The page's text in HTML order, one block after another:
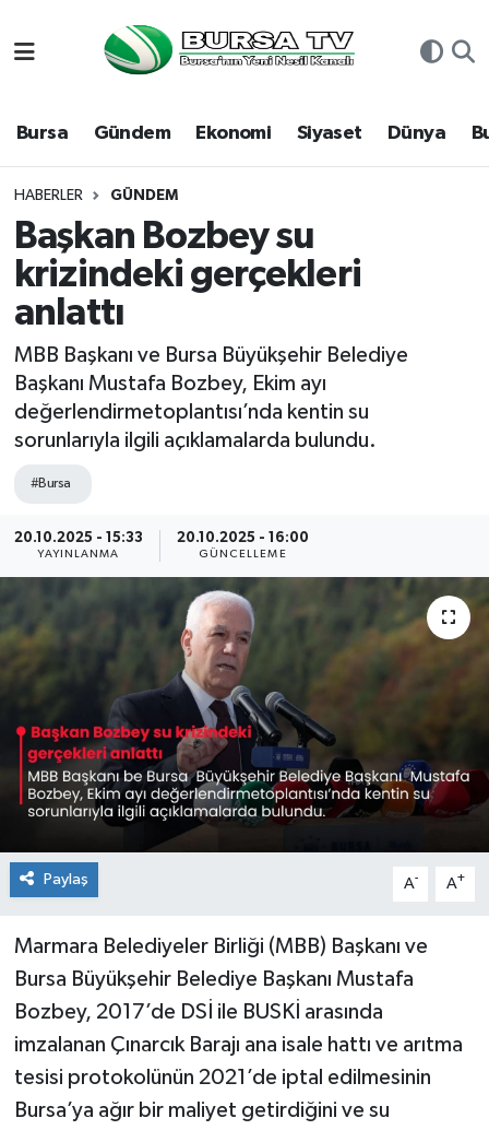
Bursa Gündem Ekonomi Siyaset Dünya
HABERLER GÜNDEM
Başkan Bozbey su
krizindeki gerçekleri
anlattı
MBB Başkanı ve Bursa Büyükşehir Belediye
Başkanı Mustafa Bozbey, Ekim ayı
değerlendirmetoplantısı’nda kentin su
sorunlarıyla ilgili açıklamalarda bulundu.
#Bursa
20.10.2025 - 15:33
YAYINLANMA
20.10.2025 - 16:00
GÜNCELLEME
Paylaş A- A+
Marmara Belediyeler Birliği (MBB) Başkanı ve
Bursa Büyükşehir Belediye Başkanı Mustafa
Bozbey, 2017’de DSİ ile BUSKİ arasında
imzalanan Çınarcık Barajı ana isale hattı ve arıtma
tesisi protokolünün 2021’de iptal edilmesinin
Bursa’ya ağır bir maliyet getirdiğini ve su
Bursa
Dünya
Eğitim
Ekonomi
Genel
Gündem
Sağlık
Spor
Teknoloji
Türkiye
Hava Durumu
Namaz Vakitleri
Trafik Durumu
Süper Lig Puan Durumu ve Fikstür
Tüm Manşetler
Son Dakika Haberleri